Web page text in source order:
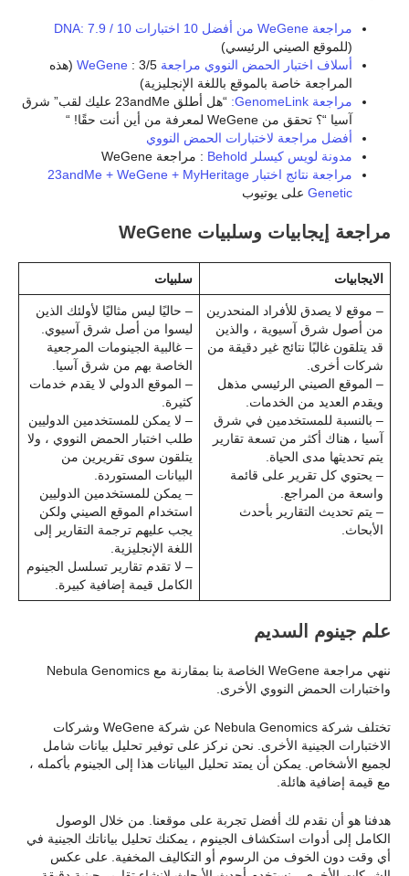
مراجعة WeGene من أفضل 10 اختبارات DNA: 7.9 / 10
(للموقع الصيني الرئيسي)
أسلاف اختبار الحمض النووي مراجعة WeGene
: 3/5 (هذه
المراجعة خاصة بالموقع باللغة الإنجليزية)
مراجعة GenomeLink:
“هل أطلق 23andMe عليك لقب” شرق
آسيا “؟ تحقق من WeGene لمعرفة من أين أنت حقًا! “
أفضل مراجعة لاختبارات الحمض النووي
مدونة لويس كيسلر Behold
: مراجعة WeGene
مراجعة نتائج اختبار 23andMe + WeGene + MyHeritage
Genetic على يوتيوب
مراجعة إيجابيات وسلبيات WeGene
الايجابيات سلبيات
– موقع لا يصدق للأفراد المنحدرين
من أصول شرق آسيوية ، والذين
قد يتلقون غالبًا نتائج غير دقيقة من
شركات أخرى.
– الموقع الصيني الرئيسي مذهل
ويقدم العديد من الخدمات.
– بالنسبة للمستخدمين في شرق
آسيا ، هناك أكثر من تسعة تقارير
يتم تحديثها مدى الحياة.
– يحتوي كل تقرير على قائمة
واسعة من المراجع.
– يتم تحديث التقارير بأحدث
الأبحاث.
– حاليًا ليس مثاليًا لأولئك الذين
ليسوا من أصل شرق آسيوي.
– غالبية الجينومات المرجعية
الخاصة بهم من شرق آسيا.
– الموقع الدولي لا يقدم خدمات
كثيرة.
– لا يمكن للمستخدمين الدوليين
طلب اختبار الحمض النووي ، ولا
يتلقون سوى تقريرين من
البيانات المستوردة.
– يمكن للمستخدمين الدوليين
استخدام الموقع الصيني ولكن
يجب عليهم ترجمة التقارير إلى
اللغة الإنجليزية.
– لا تقدم تقارير تسلسل الجينوم
الكامل قيمة إضافية كبيرة.
علم جينوم السديم
ننهي مراجعة WeGene الخاصة بنا بمقارنة مع Nebula Genomics
واختبارات الحمض النووي الأخرى.
تختلف شركة Nebula Genomics عن شركة WeGene وشركات
الاختبارات الجينية الأخرى. نحن نركز على توفير تحليل بيانات شامل
لجميع الأشخاص. يمكن أن يمتد تحليل البيانات هذا إلى الجينوم بأكمله ،
مع قيمة إضافية هائلة.
هدفنا هو أن نقدم لك أفضل تجربة على موقعنا. من خلال الوصول
الكامل إلى أدوات استكشاف الجينوم ، يمكنك تحليل بياناتك الجينية في
أي وقت دون الخوف من الرسوم أو التكاليف المخفية. على عكس